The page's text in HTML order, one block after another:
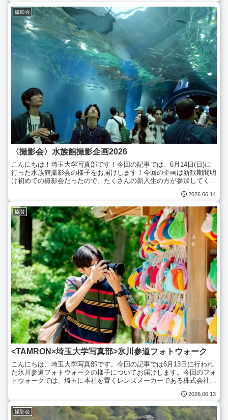
撮影会
〈撮影会〉水族館撮影企画2026
こんにちは！埼玉大学写真部です！今回の記事では、6月14日(日)に
行った水族館撮影会の様子をお届けします！今回の企画は新歓期間明
け初めての撮影会だったので、たくさんの新入生の方が参加してくれ
2026.06.14
協賛
<TAMRON×埼玉大学写真部>氷川参道フォトウォーク
こんにちは、埼玉大学写真部です。今回の記事では6月13日に行われ
た氷川参道フォトウォークの様子についてお届けします。今回のフォ
トウォークでは、埼玉に本社を置くレンズメーカーである株式会社タ
2026.06.13
撮影会